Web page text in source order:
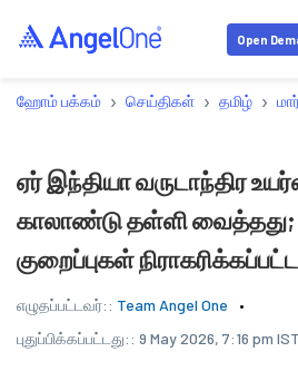
Open
ஹோம் பக்கம் › செய்திகள் › தமிழ் ›
ஏர் இந்தியா வருடாந்திர
காலாண்டு தள்ளி
குறைப்புகள்
எழுதப்பட்டவர்:: Team Angel One
புதுப்பிக்கப்பட்டது:: 9 May 2026, 7:16 pm IST